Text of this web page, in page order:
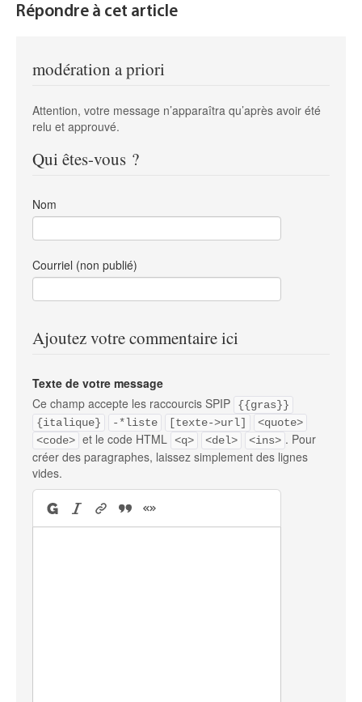
Répondre à cet article
modération a priori
Attention, votre message n’apparaîtra qu’après avoir été
relu et approuvé.
Qui êtes-vous ?
Nom
Courriel (non publié)
Ajoutez votre commentaire ici
Texte de votre message
Ce champ accepte les raccourcis SPIP
{{gras}}
{italique}
-*liste [texte->url]
<quote>
<code> et le code HTML <q> <del> <ins> . Pour
créer des paragraphes, laissez simplement des lignes
vides.